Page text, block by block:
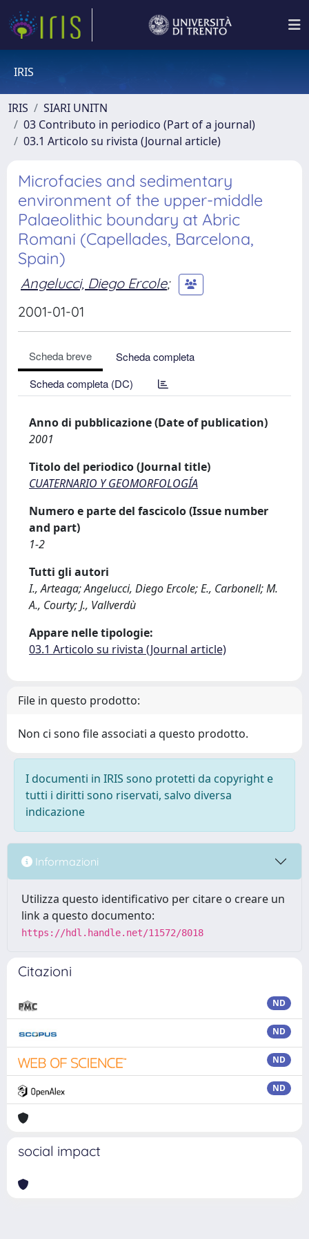
IRIS
IRIS
SIARI UNITN
03 Contributo in periodico (Part of a journal)
03.1 Articolo su rivista (Journal article)
Microfacies and sedimentary
environment of the upper-middle
Palaeolithic boundary at Abric
Romani (Capellades, Barcelona,
Spain)
Angelucci, Diego Ercole;
2001-01-01
Scheda breve
Scheda completa
Scheda completa (DC)
Anno di pubblicazione (Date of publication)
2001
Titolo del periodico (Journal title)
CUATERNARIO Y GEOMORFOLOGÍA
Numero e parte del fascicolo (Issue number
and part)
1-2
Tutti gli autori
I., Arteaga; Angelucci, Diego Ercole; E., Carbonell; M.
A., Courty; J., Vallverdù
Appare nelle tipologie:
03.1 Articolo su rivista (Journal article)
File in questo prodotto:
Non ci sono file associati a questo prodotto.
I documenti in IRIS sono protetti da copyright e
tutti i diritti sono riservati, salvo diversa
indicazione
Informazioni
Utilizza questo identificativo per citare o creare un
link a questo documento:
https://hdl.handle.net/11572/8018
Citazioni
ND
ND
ND
ND
social impact